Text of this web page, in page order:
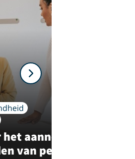
aannemen
van personeel